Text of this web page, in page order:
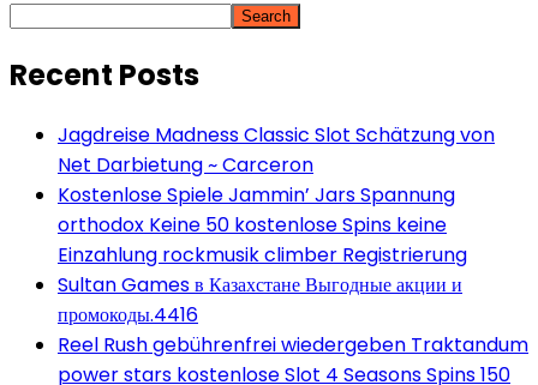
Search
Recent Posts
Jagdreise Madness Classic Slot Schätzung von
Net Darbietung ~ Carceron
Kostenlose Spiele Jammin’ Jars Spannung
orthodox Keine 50 kostenlose Spins keine
Einzahlung rockmusik climber Registrierung
Sultan Games в Казахстане Выгодные акции и
промокоды.4416
Reel Rush gebührenfrei wiedergeben Traktandum
power stars kostenlose Slot 4 Seasons Spins 150